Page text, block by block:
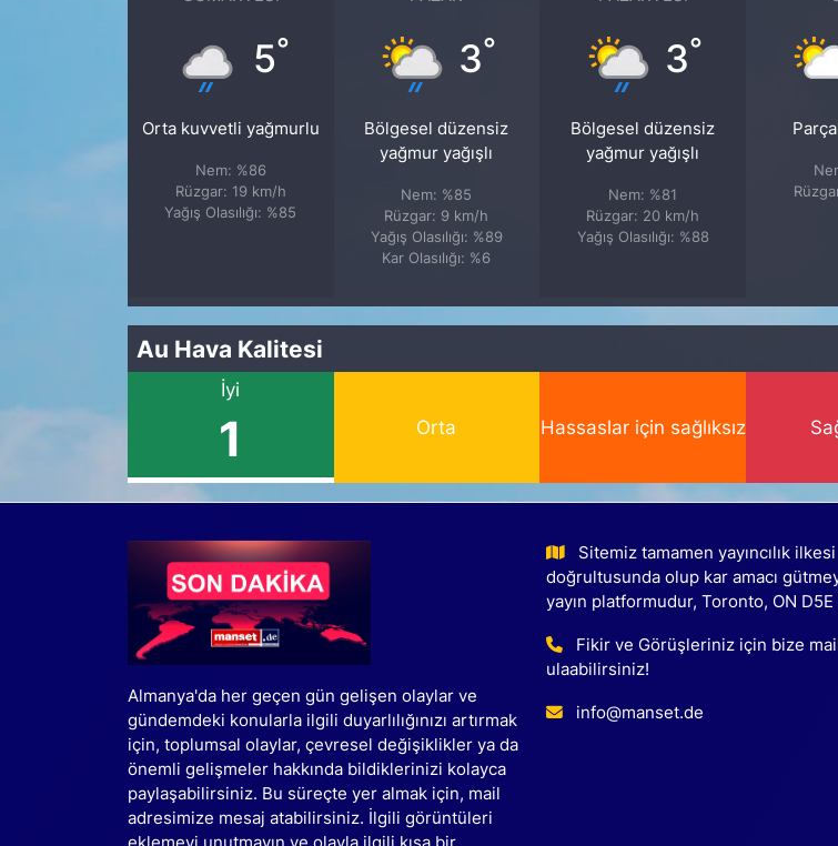
5°
Orta kuvvetli yağmurlu
Nem: %86
Rüzgar: 19 km/h
Yağış Olasılığı: %85
3°
Bölgesel düzensiz
yağmur yağışlı
Nem: %85
Rüzgar: 9 km/h
Yağış Olasılığı: %89
Kar Olasılığı: %6
3°
Bölgesel düzensiz
yağmur yağışlı
Nem: %81
Rüzgar: 20 km/h
Yağış Olasılığı: %88
Au Hava Kalitesi
İyi
1 Orta Hassaslar için sağlıksız
Almanya'da her geçen gün gelişen olaylar ve
gündemdeki konularla ilgili duyarlılığınızı artırmak
için, toplumsal olaylar, çevresel değişiklikler ya da
önemli gelişmeler hakkında bildiklerinizi kolayca
paylaşabilirsiniz. Bu süreçte yer almak için, mail
adresimize mesaj atabilirsiniz. İlgili görüntüleri
Sitemiz tamamen yayıncılık ilkesi
doğrultusunda olup kar amacı
yayın platformudur, Toronto, ON D5E
Fikir ve Görüşleriniz için bize
ulaabilirsiniz!
info@manset.de